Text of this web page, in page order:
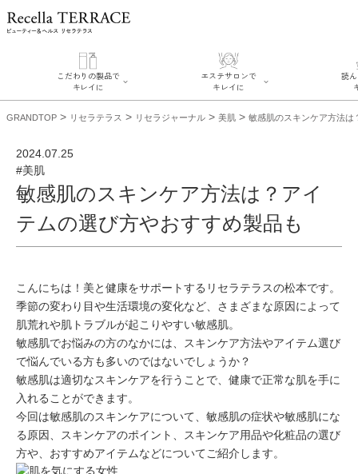
こだわりの製品で
キレイに
こだわりの製品でキレイに
SERIES#02 水へのこだわ
り
SERIES#03 無添加化粧品
について
エステサロンで
キレイに
肌改善のプロがいるサロン
を探す
リフティング認定とは？
肌改善のプロとは？
読
糖質
奥迫協子
お悩み
感肌
ミュ
GRANDTOP > リセラテラス > リセラジャーナル > 美肌 > 敏感肌のスキンケア方法は
2024.07.25
#美肌
敏感肌のスキンケア方法は？アイ
テムの選び方やおすすめ製品も
こんにちは！美と健康をサポートするリセラテラスの松本です。
季節の変わり目や生活環境の変化など、さまざまな原因によって
肌荒れや肌トラブルが起こりやすい敏感肌。
敏感肌でお悩みの方のなかには、スキンケア方法やアイテム選び
で悩んでいる方も多いのではないでしょうか？
敏感肌は適切なスキンケアを行うことで、健康で正常な肌を手に
入れることができます。
今回は敏感肌のスキンケアについて、敏感肌の症状や敏感肌にな
る原因、スキンケアのポイント、スキンケア用品や化粧品の選び
方や、おすすめアイテムなどについてご紹介します。